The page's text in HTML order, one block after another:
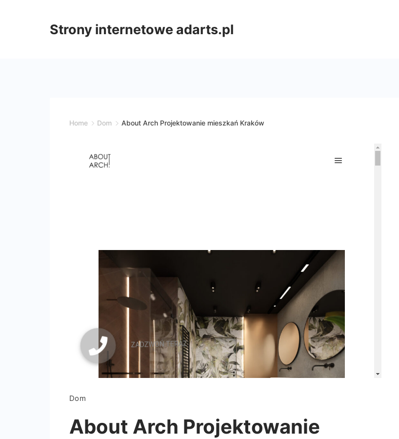
Strony internetowe adarts.pl
Home Dom About Arch Projektowanie mieszkań Kraków
Dom
About Arch Projektowanie